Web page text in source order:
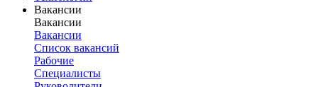
Вакансии
Вакансии
Вакансии
Список вакансий
Рабочие
Специалисты